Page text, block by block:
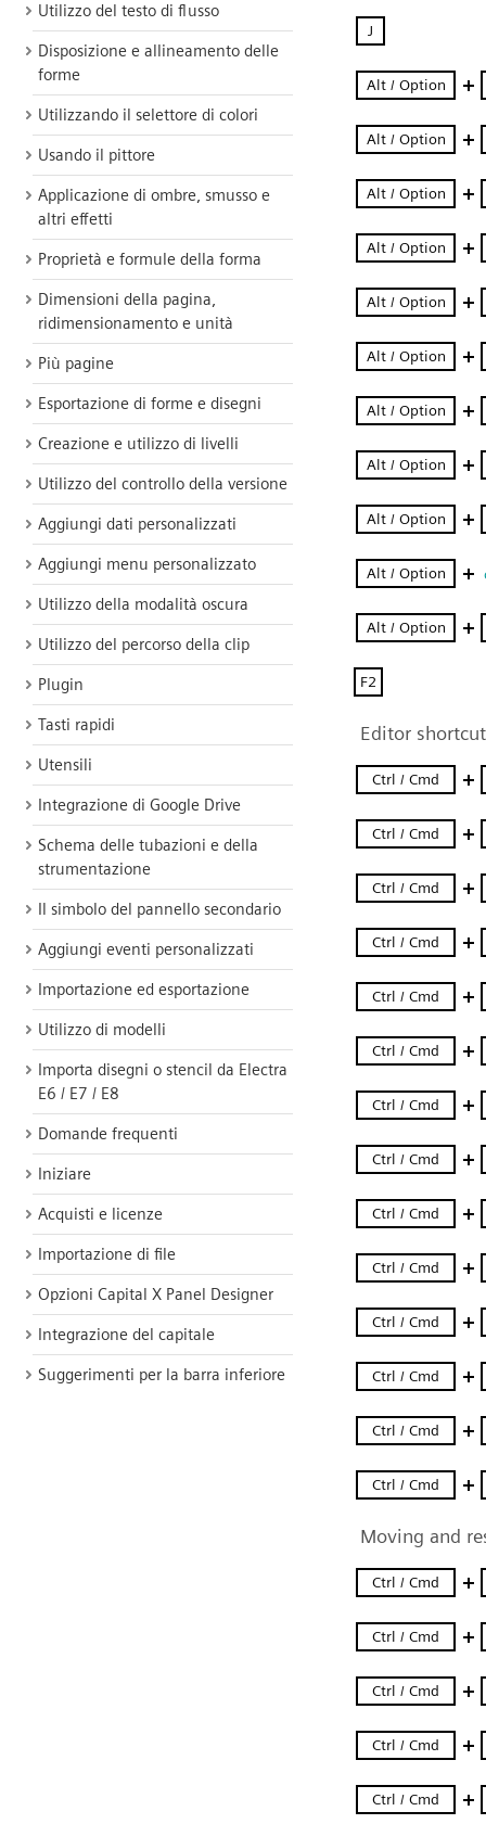
Utilizzo del testo di flusso
Disposizione e allineamento delle
forme
Utilizzando il selettore di colori
Usando il pittore
Applicazione di ombre, smusso e
altri effetti
Proprietà e formule della forma
Dimensioni della pagina,
ridimensionamento e unità
Più pagine
Esportazione di forme e disegni
Creazione e utilizzo di livelli
Utilizzo del controllo della versione
Aggiungi dati personalizzati
Aggiungi menu personalizzato
Utilizzo della modalità oscura
Utilizzo del percorso della clip
Plugin
Tasti rapidi
Utensili
Integrazione di Google Drive
Schema delle tubazioni e della
strumentazione
Il simbolo del pannello secondario
Aggiungi eventi personalizzati
Importazione ed esportazione
Utilizzo di modelli
Importa disegni o stencil da Electra
E6 / E7 / E8
Domande frequenti
Iniziare
Acquisti e licenze
Importazione di file
Opzioni Capital X Panel Designer
Integrazione del capitale
Suggerimenti per la barra inferiore